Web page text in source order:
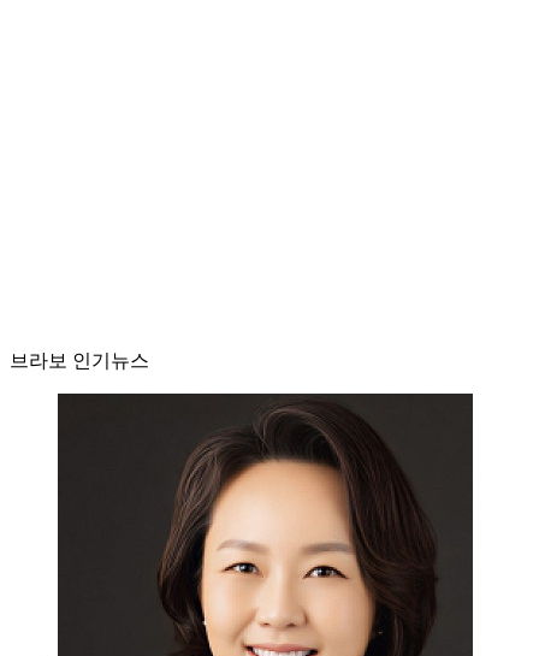
브라보 인기뉴스